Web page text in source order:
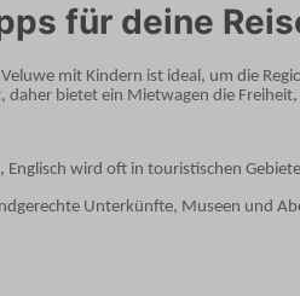
für deine
mit Kindern ist ideal, um die
daher bietet ein Mietwagen die
Englisch wird oft in touristischen
Unterkünfte, Museen und